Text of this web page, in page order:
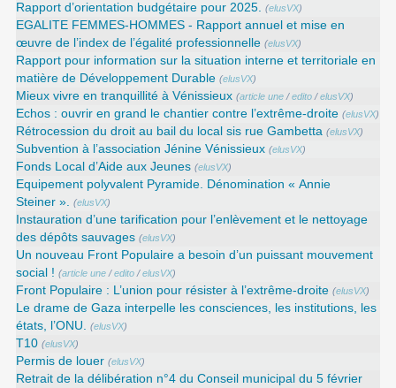
Rapport d’orientation budgétaire pour 2025. (elusVX)
EGALITE FEMMES-HOMMES - Rapport annuel et mise en
œuvre de l’index de l’égalité professionnelle (elusVX)
Rapport pour information sur la situation interne et territoriale en
matière de Développement Durable (elusVX)
Mieux vivre en tranquillité à Vénissieux (article une /edito /elusVX)
Echos : ouvrir en grand le chantier contre l’extrême-droite (elusVX)
Rétrocession du droit au bail du local sis rue Gambetta (elusVX)
Subvention à l’association Jénine Vénissieux (elusVX)
Fonds Local d’Aide aux Jeunes (elusVX)
Equipement polyvalent Pyramide. Dénomination « Annie
Steiner ». (elusVX)
Instauration d’une tarification pour l’enlèvement et le nettoyage
des dépôts sauvages (elusVX)
Un nouveau Front Populaire a besoin d’un puissant mouvement
social ! (article une /edito /elusVX)
Front Populaire : L’union pour résister à l’extrême-droite (elusVX)
Le drame de Gaza interpelle les consciences, les institutions, les
états, l’ONU. (elusVX)
T10 (elusVX)
Permis de louer (elusVX)
Retrait de la délibération n°4 du Conseil municipal du 5 février